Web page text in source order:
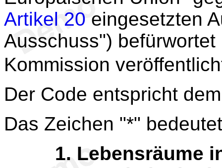
Artikel 20 eingesetzten
Ausschuss")
Kommission
Der Code entspricht
Das Zeichen "*"
1. Lebensräume